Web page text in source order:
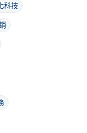
科技